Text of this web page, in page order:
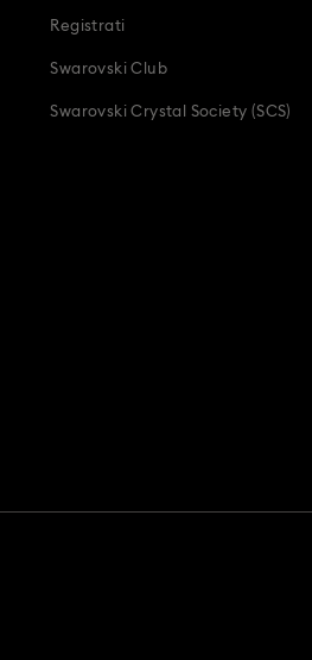
Registrati
Swarovski Club
Swarovski Crystal Society (SCS)